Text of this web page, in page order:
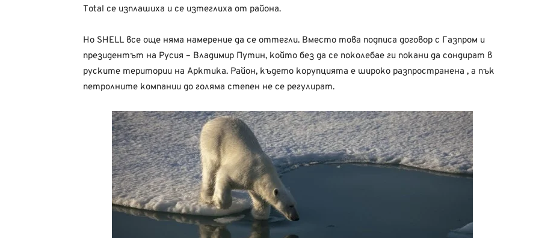
Total се изплашиха и се изтеглиха от района.
Но SHELL все още няма намерение да се оттегли. Вместо това подписа договор с Газпром и
президентът на Русия – Владимир Путин, който без да се поколебае ги покани да сондират в
руските територии на Арктика. Район, където корупцията е широко разпространена , а пък
петролните компании до голяма степен не се регулират.